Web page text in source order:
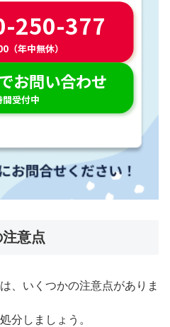
250-377
（年中無休）
お問い合わせ
受付中
意点
、いくつかの注意点がありま
分しましょう。